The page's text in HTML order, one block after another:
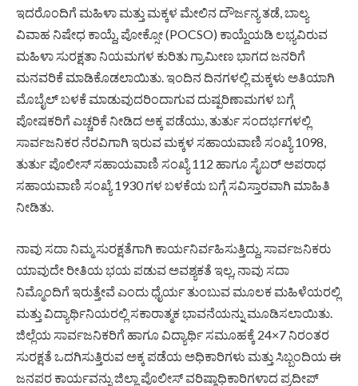
ಇದರೊಂದಿಗೆ ಮಹಿಳಾ ಮತ್ತು ಮಕ್ಕಳ ಮೇಲಿನ ದೌರ್ಜನ್ಯ ತಡೆ, ಬಾಲ್ಯ
ವಿವಾಹ ನಿಷೇಧ ಕಾಯ್ದೆ, ಪೋಕ್ಸೋ (POCSO) ಕಾಯ್ದೆಯಡಿ ಲಭ್ಯವಿರುವ
ಮಹಿಳಾ ಸುರಕ್ಷತಾ ನಿಯಮಗಳ ಕುರಿತು ಗ್ರಾಮೀಣ ಭಾಗದ ಜನರಿಗೆ
ಮನವರಿಕೆ ಮಾಡಿಕೊಡಲಾಯಿತು. ಇಂದಿನ ದಿನಗಳಲ್ಲಿ ಮಕ್ಕಳು ಅತಿಯಾಗಿ
ಮೊಬೈಲ್ ಬಳಕೆ ಮಾಡುವುದರಿಂದಾಗುವ ದುಷ್ಪರಿಣಾಮಗಳ ಬಗ್ಗೆ
ಪೋಷಕರಿಗೆ ಎಚ್ಚರಿಕೆ ನೀಡಿದ ಅಕ್ಕ ಪಡೆಯು, ತುರ್ತು ಸಂದರ್ಭಗಳಲ್ಲಿ
ಸಾರ್ವಜನಿಕರ ನೆರವಿಗಾಗಿ ಇರುವ ಮಕ್ಕಳ ಸಹಾಯವಾಣಿ ಸಂಖ್ಯೆ 1098,
ತುರ್ತು ಪೊಲೀಸ್ ಸಹಾಯವಾಣಿ ಸಂಖ್ಯೆ 112 ಹಾಗೂ ಸೈಬರ್ ಅಪರಾಧ
ಸಹಾಯವಾಣಿ ಸಂಖ್ಯೆ 1930 ಗಳ ಬಳಕೆಯ ಬಗ್ಗೆ ಸವಿಸ್ತಾರವಾಗಿ ಮಾಹಿತಿ
ನೀಡಿತು.
ನಾವು ಸದಾ ನಿಮ್ಮ ಸುರಕ್ಷತೆಗಾಗಿ ಕಾರ್ಯನಿರ್ವಹಿಸುತ್ತಿದ್ದು, ಸಾರ್ವಜನಿಕರು
ಯಾವುದೇ ರೀತಿಯ ಭಯ ಪಡುವ ಅವಶ್ಯಕತೆ ಇಲ್ಲ, ನಾವು ಸದಾ
ನಿಮ್ಮೊಂದಿಗೆ ಇರುತ್ತೇವೆ ಎಂದು ಧೈರ್ಯ ತುಂಬುವ ಮೂಲಕ ಮಹಿಳೆಯರಲ್ಲಿ
ಮತ್ತು ವಿದ್ಯಾರ್ಥಿನಿಯರಲ್ಲಿ ಸಕಾರಾತ್ಮಕ ಭಾವನೆಯನ್ನು ಮೂಡಿಸಲಾಯಿತು.
ಜಿಲ್ಲೆಯ ಸಾರ್ವಜನಿಕರಿಗೆ ಹಾಗೂ ವಿದ್ಯಾರ್ಥಿ ಸಮೂಹಕ್ಕೆ 24×7 ನಿರಂತರ
ಸುರಕ್ಷತೆ ಒದಗಿಸುತ್ತಿರುವ ಅಕ್ಕ ಪಡೆಯ ಅಧಿಕಾರಿಗಳು ಮತ್ತು ಸಿಬ್ಬಂದಿಯ ಈ
ಜನಪರ ಕಾರ್ಯವನ್ನು ಜಿಲ್ಲಾ ಪೊಲೀಸ್ ವರಿಷ್ಠಾಧಿಕಾರಿಗಳಾದ ಪ್ರದೀಪ್